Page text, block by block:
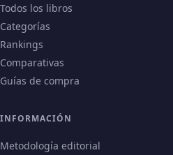
Todos los libros
Categorías
Rankings
Comparativas
Guías de compra
INFORMACIÓN
Metodología editorial